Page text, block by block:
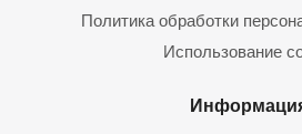
Политика обработки
Использование